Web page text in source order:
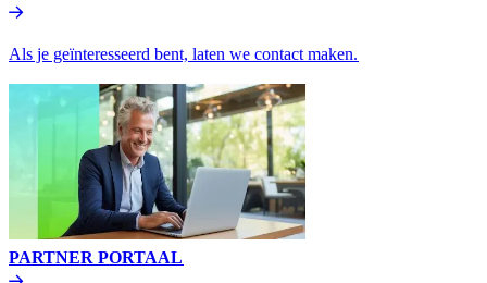
Als je geïnteresseerd bent, laten we contact maken.​​
PARTNER PORTAAL​​